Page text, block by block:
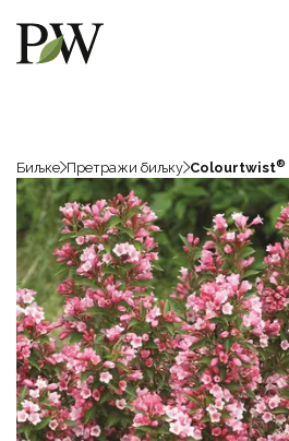
Биљке Претражи биљку Colourtwist®